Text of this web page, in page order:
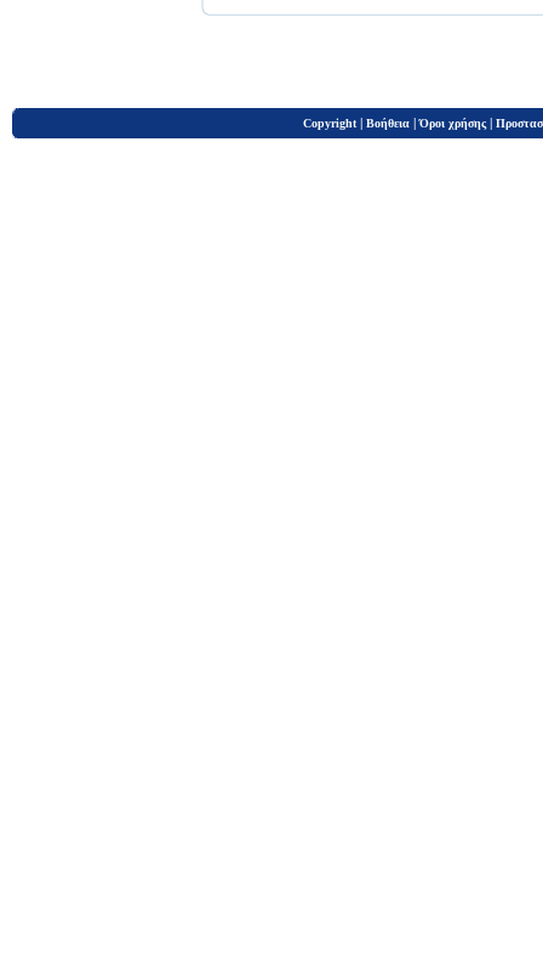
Copyright | Βοήθεια |Όροι χρήσης |